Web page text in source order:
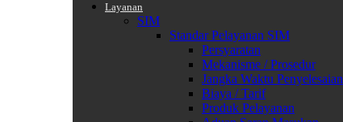
Layanan
SIM
Standar Pelayanan SIM
Persyaratan
Mekanisme / Prosedur
Jangka Waktu Penyelesaian
Biaya / Tarif
Produk Pelayanan